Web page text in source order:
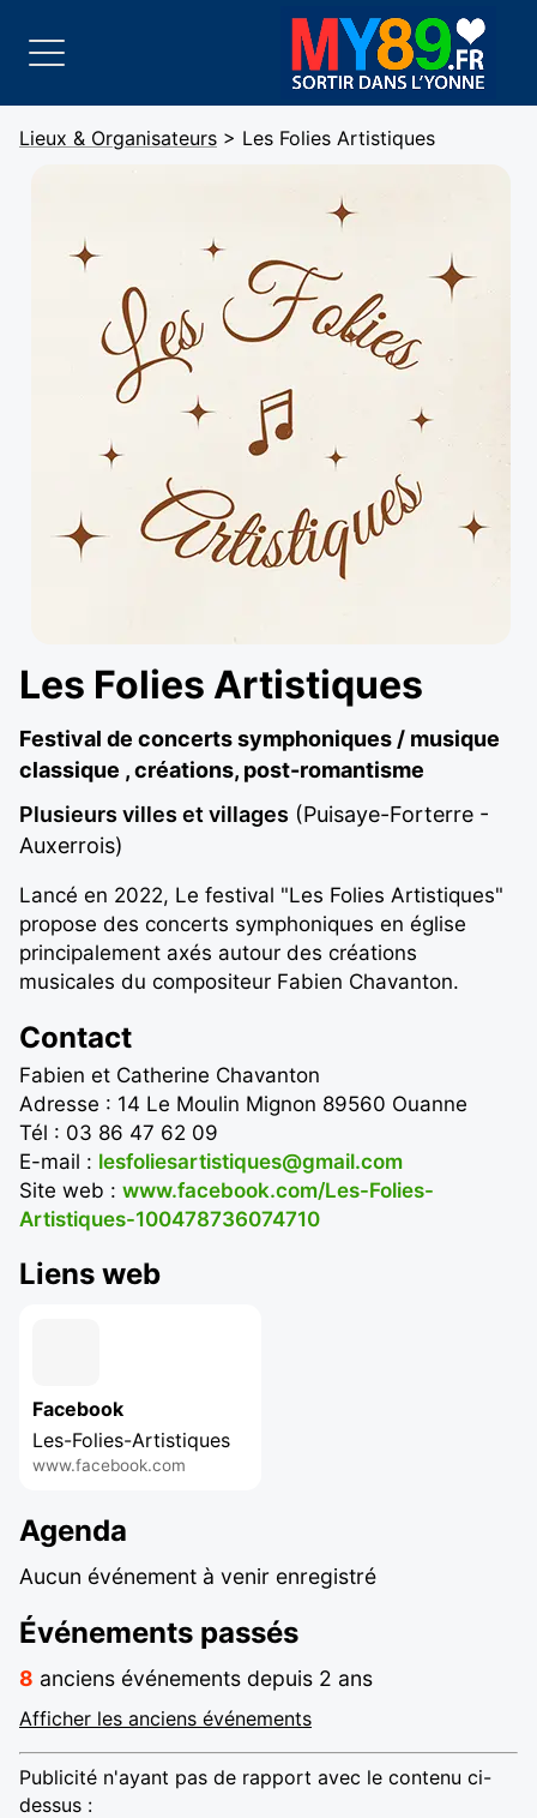
Lieux & Organisateurs > Les Folies Artistiques
Les Folies Artistiques
Festival de concerts symphoniques / musique
classique , créations, post-romantisme
Plusieurs villes et villages (Puisaye-Forterre -
Auxerrois)
Lancé en 2022, Le festival "Les Folies Artistiques"
propose des concerts symphoniques en église
principalement axés autour des créations
musicales du compositeur Fabien Chavanton.
Contact
Fabien et Catherine Chavanton
Adresse : 14 Le Moulin Mignon 89560 Ouanne
Tél : 03 86 47 62 09
E-mail : lesfoliesartistiques@gmail.com
Site web : www.facebook.com/Les-Folies-
Artistiques-100478736074710
Liens web
Facebook
Les-Folies-Artistiques
www.facebook.com
Agenda
Aucun événement à venir enregistré
Événements passés
8 anciens événements depuis 2 ans
Afficher les anciens événements
Publicité n'ayant pas de rapport avec le contenu ci-
dessus :